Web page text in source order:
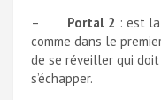
– Portal 2 : est
comme dans le
de se réveiller qui
s’échapper.